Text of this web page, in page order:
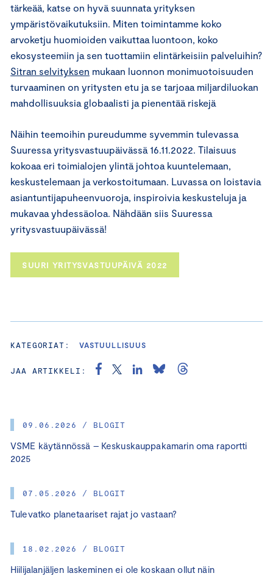
09.06.2026 / BLOGIT
VSME käytännössä – Keskuskauppakamarin oma raportti
2025
07.05.2026 / BLOGIT
Tulevatko planetaariset rajat jo vastaan?
18.02.2026 / BLOGIT
Hiilijalanjäljen laskeminen ei ole koskaan ollut näin
tärkeää, katse on hyvä suunnata yrityksen
ympäristövaikutuksiin. Miten toimintamme koko
arvoketju huomioiden vaikuttaa luontoon, koko
ekosysteemiin ja sen tuottamiin elintärkeisiin palveluihin?
Sitran selvityksen mukaan luonnon monimuotoisuuden
turvaaminen on yritysten etu ja se tarjoaa miljardiluokan
mahdollisuuksia globaalisti ja pienentää riskejä
Näihin teemoihin pureudumme syvemmin tulevassa
Suuressa yritysvastuupäivässä 16.11.2022. Tilaisuus
kokoaa eri toimialojen ylintä johtoa kuuntelemaan,
keskustelemaan ja verkostoitumaan. Luvassa on loistavia
asiantuntijapuheenvuoroja, inspiroivia keskusteluja ja
mukavaa yhdessäoloa. Nähdään siis Suuressa
yritysvastuupäivässä!
SUURI YRITYSVASTUUPÄIVÄ 2022
KATEGORIAT: VASTUULLISUUS
JAA ARTIKKELI: